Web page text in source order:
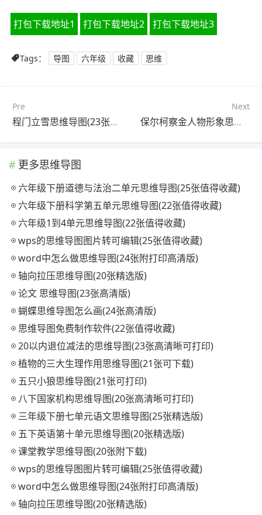
打包下载地址1 打包下载地址2 打包下载地址3
Tags： 导图 六年级 收藏 思维
Pre
程门立雪思维导图(23张可下载)
Next
保尔柯察金人物形象思维导图(24张可打印)
更多思维导图
六年级下册道德与法治二单元思维导图(25张值得收藏)
六年级下册科学第五单元思维导图(22张值得收藏)
六年级1到4单元思维导图(22张值得收藏)
wps的思维导图图片转可编辑(25张值得收藏)
word中怎么做思维导图(24张附打印高清版)
轴向拉压思维导图(20张精选版)
论文 思维导图(23张高清版)
蝴蝶思维导图怎么画(24张高清版)
思维导图免费制作软件(22张值得收藏)
20以内退位减法的思维导图(23张高清晰可打印)
植物的三大生理作用思维导图(21张可下载)
五只小狼思维导图(21张可打印)
八下国家机构思维导图(20张高清晰可打印)
三年级下册七单元语文思维导图(25张精选版)
五下英语第十单元思维导图(20张精选版)
课堂教学思维导图(20张附下载)
wps的思维导图图片转可编辑(25张值得收藏)
word中怎么做思维导图(24张附打印高清版)
轴向拉压思维导图(20张精选版)